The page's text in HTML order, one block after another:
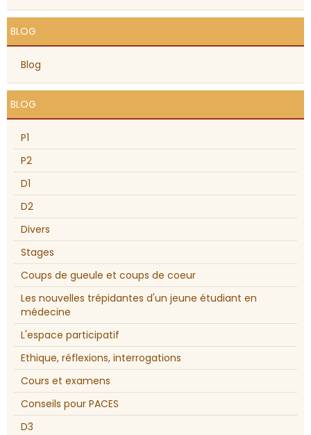
BLOG
Blog
BLOG
P1
P2
D1
D2
Divers
Stages
Coups de gueule et coups de coeur
Les nouvelles trépidantes d'un jeune étudiant en
médecine
L'espace participatif
Ethique, réflexions, interrogations
Cours et examens
Conseils pour PACES
D3